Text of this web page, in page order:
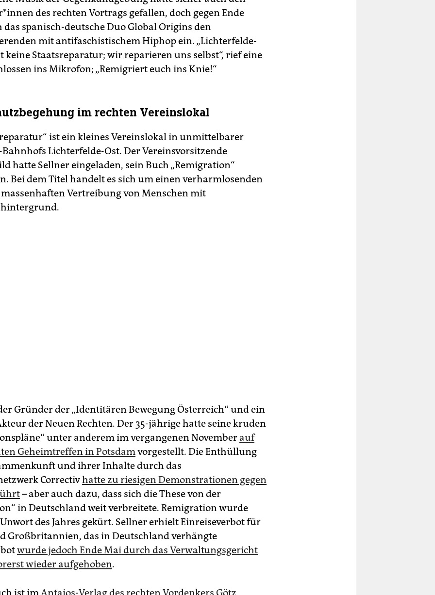
des rechten Vortrags gefallen, doch gegen Ende
das spanisch-deutsche Duo Global Origins den
mit antifaschistischem Hiphop ein. „Lichterfelde-
keine Staatsreparatur; wir reparieren uns selbst“, rief eine
ins Mikrofon; „Remigriert euch ins Knie!“
im rechten Vereinslokal
ist ein kleines Vereinslokal in unmittelbarer
Bahnhofs Lichterfelde-Ost. Der Vereinsvorsitzende
hatte Sellner eingeladen, sein Buch „Remigration“
Bei dem Titel handelt es sich um einen verharmlosenden
Vertreibung von Menschen mit
Gründer der „Identitären Bewegung Österreich“ und ein
der Neuen Rechten. Der 35-jährige hatte seine kruden
unter anderem im vergangenen November auf
Geheimtreffen in Potsdamvorgestellt. Die Enthüllung
und ihrer Inhalte durch das
Correctivhatte zu riesigen Demonstrationen gegen
– aber auch dazu, dass sich die These von der
in Deutschland weit verbreitete. Remigration wurde
des Jahres gekürt. Sellner erhielt Einreiseverbot für
Großbritannien, das in Deutschland verhängte
wurde jedoch Ende Mai durch das Verwaltungsgericht
wieder aufgehoben.
ist im Antaios-Verlag des rechten Vordenkers Götz